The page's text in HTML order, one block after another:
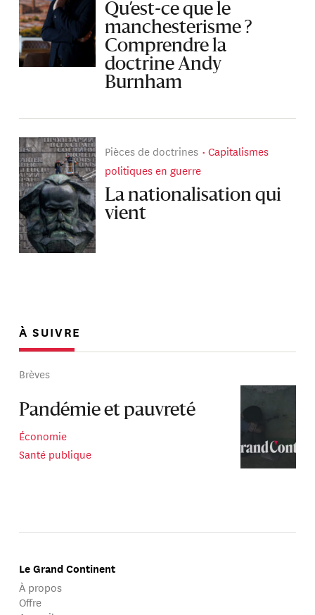
Qu’est-ce que le
manchesterisme ?
Comprendre la
doctrine Andy
Burnham
Pièces de doctrines
Capitalismes
politiques en guerre
La nationalisation qui
vient
À SUIVRE
Brèves
Pandémie et pauvreté
Économie
Santé publique
Le Grand Continent
À propos
Offre